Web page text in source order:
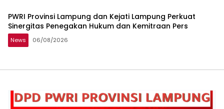
PWRI Provinsi Lampung dan Kejati Lampung Perkuat
Sinergitas Penegakan Hukum dan Kemitraan Pers
News 06/08/2026